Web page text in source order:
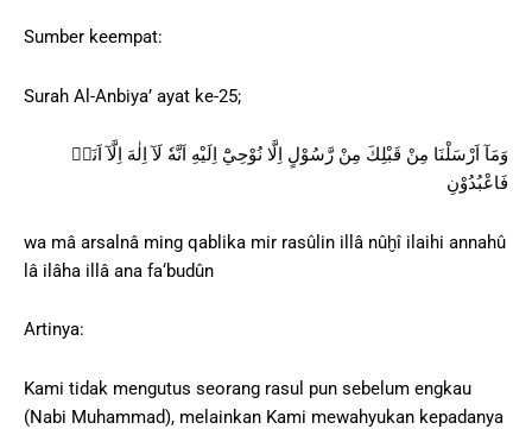
Sumber keempat:
Surah Al-Anbiya’ ayat ke-25;
وَمَآ اَرْسَلْنَا مِنْ قَبْلِكَ مِنْ رَّسُوْلٍ اِلَّا نُوْحِيْٓ اِلَيْهِ اَنَّهٗ لَآ اِلٰهَ اِلَّآ اَنَا۠
فَاعْبُدُوْنِ
wa mâ arsalnâ ming qablika mir rasûlin illâ nûḫî ilaihi annahû
lâ ilâha illâ ana fa‘budûn
Artinya:
Kami tidak mengutus seorang rasul pun sebelum engkau
(Nabi Muhammad), melainkan Kami mewahyukan kepadanya